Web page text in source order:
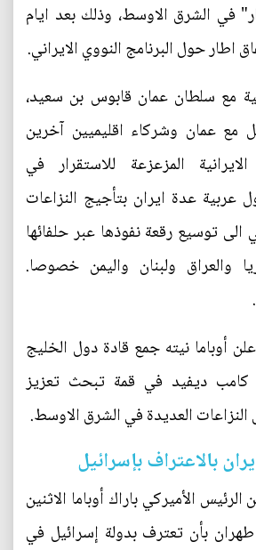
في الشرق الاوسط، وذلك بعد ايام
اطار حول البرنامج النووي الايراني.
مع سلطان عمان قابوس بن سعيد،
مع عمان وشركاء اقليميين آخرين
المزعزعة للاستقرار في
عربية عدة ايران بتأجيج النزاعات
الى توسيع رقعة نفوذها عبر حلفائها
والعراق ولبنان واليمن خصوصا.
أوباما نيته جمع قادة دول الخليج
كامب ديفيد في قمة تبحث تعزيز
النزاعات العديدة في الشرق الاوسط.
بالاعتراف بإسرائيل
الأميركي باراك أوباما الاثنين
طهران بأن تعترف بدولة إسرائيل في